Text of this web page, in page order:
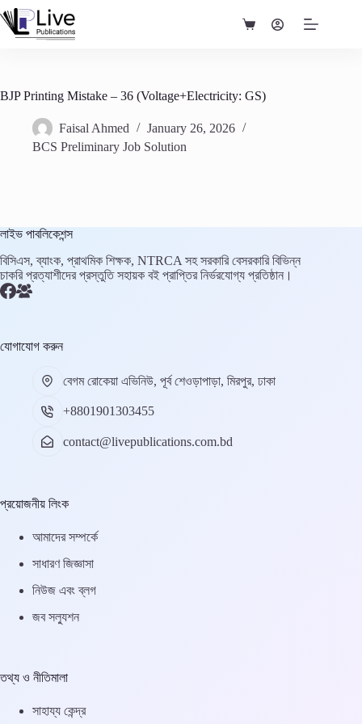
Skip
to
content
Shopping
BJP Printing Mistake – 36 (Voltage+Electricity: GS)
Faisal Ahmed
January 26, 2026
BCS Preliminary Job Solution
লাইভ পাবলিকেশন্স
বিসিএস, ব্যাংক, প্রাথমিক শিক্ষক, NTRCA সহ সরকারি বেসরকারি বিভিন্ন
চাকরি প্রত্যাশীদের প্রস্তুতি সহায়ক বই প্রাপ্তির নির্ভরযোগ্য প্রতিষ্ঠান।
যোগাযোগ করুন
বেগম রোকেয়া এভিনিউ, পূর্ব শেওড়াপাড়া, মিরপুর, ঢাকা
+8801901303455
contact@livepublications.com.bd
প্রয়োজনীয় লিংক
আমাদের সম্পর্কে
সাধারণ জিজ্ঞাসা
নিউজ এবং ব্লগ
জব সল্যুশন
তথ্য ও নীতিমালা
সাহায্য কেন্দ্র